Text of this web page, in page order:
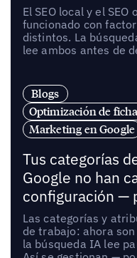
El SEO local y el
funcionado con
distintos. La
lee ambos antes de
Blogs
Optimización de
Marketing en Google
Tus categorías
Google no han
configuración —
Las categorías y
de trabajo: ahora
la búsqueda IA lee